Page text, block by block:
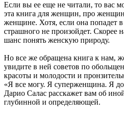
Если вы ее еще не читали, то вас
эта книга для женщин, про
женщине. Хотя, если она попадет
страшного не произойдет. Скорее
шанс понять женскую природу.
Но все же обращена книга к нам,
увидите в ней советов по
красоты и молодости и
«Я все могу. Я суперженщина. Я
Дарио Салас расскажет вам об
глубинной и определяющей.